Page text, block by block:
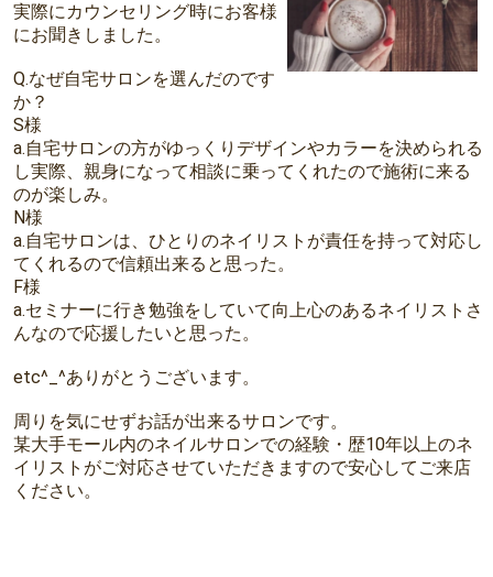
実際にカウンセリング時にお客様
にお聞きしました。
Q.なぜ自宅サロンを選んだのです
か？
S様
a.自宅サロンの方がゆっくりデザインやカラーを決められる
し実際、親身になって相談に乗ってくれたので施術に来る
のが楽しみ。
N様
a.自宅サロンは、ひとりのネイリストが責任を持って対応し
てくれるので信頼出来ると思った。
F様
a.セミナーに行き勉強をしていて向上心のあるネイリストさ
んなので応援したいと思った。
etc^_^ありがとうございます。
周りを気にせずお話が出来るサロンです。
某大手モール内のネイルサロンでの経験・歴10年以上のネ
イリストがご対応させていただきますので安心してご来店
ください。